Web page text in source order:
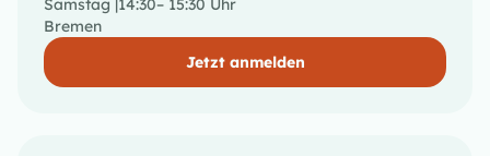
Samstag |14:30– 15:30 Uhr
Bremen
Jetzt anmelden